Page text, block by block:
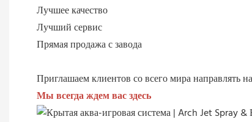
Лучшее качество
Лучший сервис
Прямая продажа с завода
Приглашаем клиентов со всего мира направлять
Мы всегда ждем вас здесь